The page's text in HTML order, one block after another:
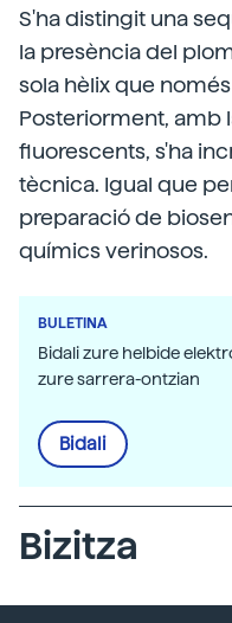
S'ha distingit una
la presència del
sola hèlix que
Posteriorment, amb
fluorescents, s'ha
tècnica. Igual que
preparació de
químics verinosos.
BULETINA
Bidali zure helbide
zure sarrera-ontzian
Bidali
Bizitza